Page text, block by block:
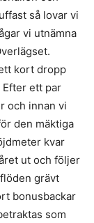
så lovar vi
vi utnämna
kort dropp
ett par
och innan vi
den mäktiga
kvar
ut och följer
grävt
bonusbackar
som